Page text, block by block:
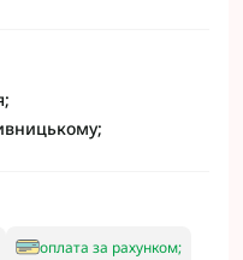
оплата за рахунком;